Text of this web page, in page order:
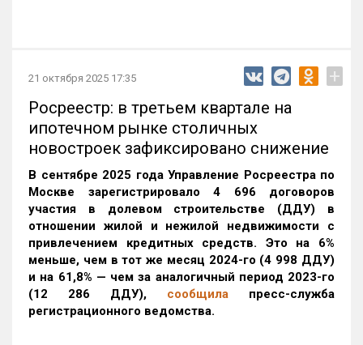
21 октября 2025 17:35 +
Росреестр: в третьем квартале на
ипотечном рынке столичных
новостроек зафиксировано снижение
В сентябре 2025 года Управление Росреестра по
Москве зарегистрировало 4 696 договоров
участия в долевом строительстве (ДДУ) в
отношении жилой и нежилой недвижимости с
привлечением кредитных средств. Это на 6%
меньше, чем в тот же месяц 2024-го (4 998 ДДУ)
и на 61,8% — чем за аналогичный период 2023-го
(12 286 ДДУ), сообщила пресс-служба
регистрационного ведомства.